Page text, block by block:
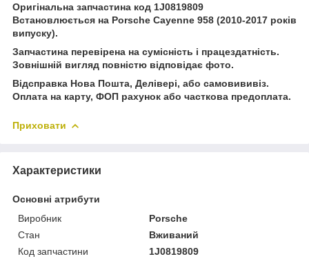
Оригінальна запчастина код 1J0819809
Встановлюється на Porsche Cayenne 958 (2010-2017 років
випуску).
Запчастина перевірена на сумісність і працездатність.
Зовнішній вигляд повністю відповідає фото.
Відсправка Нова Пошта, Делівері, або самовививіз.
Оплата на карту, ФОП рахунок або часткова предоплата.
Приховати
Характеристики
Основні атрибути
Виробник
Porsche
Стан
Вживаний
Код запчастини
1J0819809